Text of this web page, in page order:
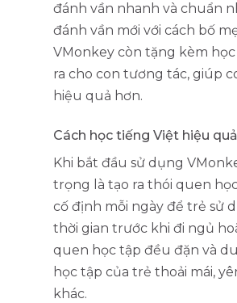
đánh vần nhanh và chuẩn
đánh vần mới với cách bố
VMonkey còn tặng kèm học
ra cho con tương tác, giúp
hiệu quả hơn.
Cách học tiếng Việt hiệu
Khi bắt đầu sử dụng
trọng là tạo ra thói quen
cố định mỗi ngày để trẻ sử
thời gian trước khi đi ngủ
quen học tập đều đặn và
học tập của trẻ thoải mái,
khác.